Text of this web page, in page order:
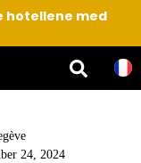
hotellene med
24, 2024